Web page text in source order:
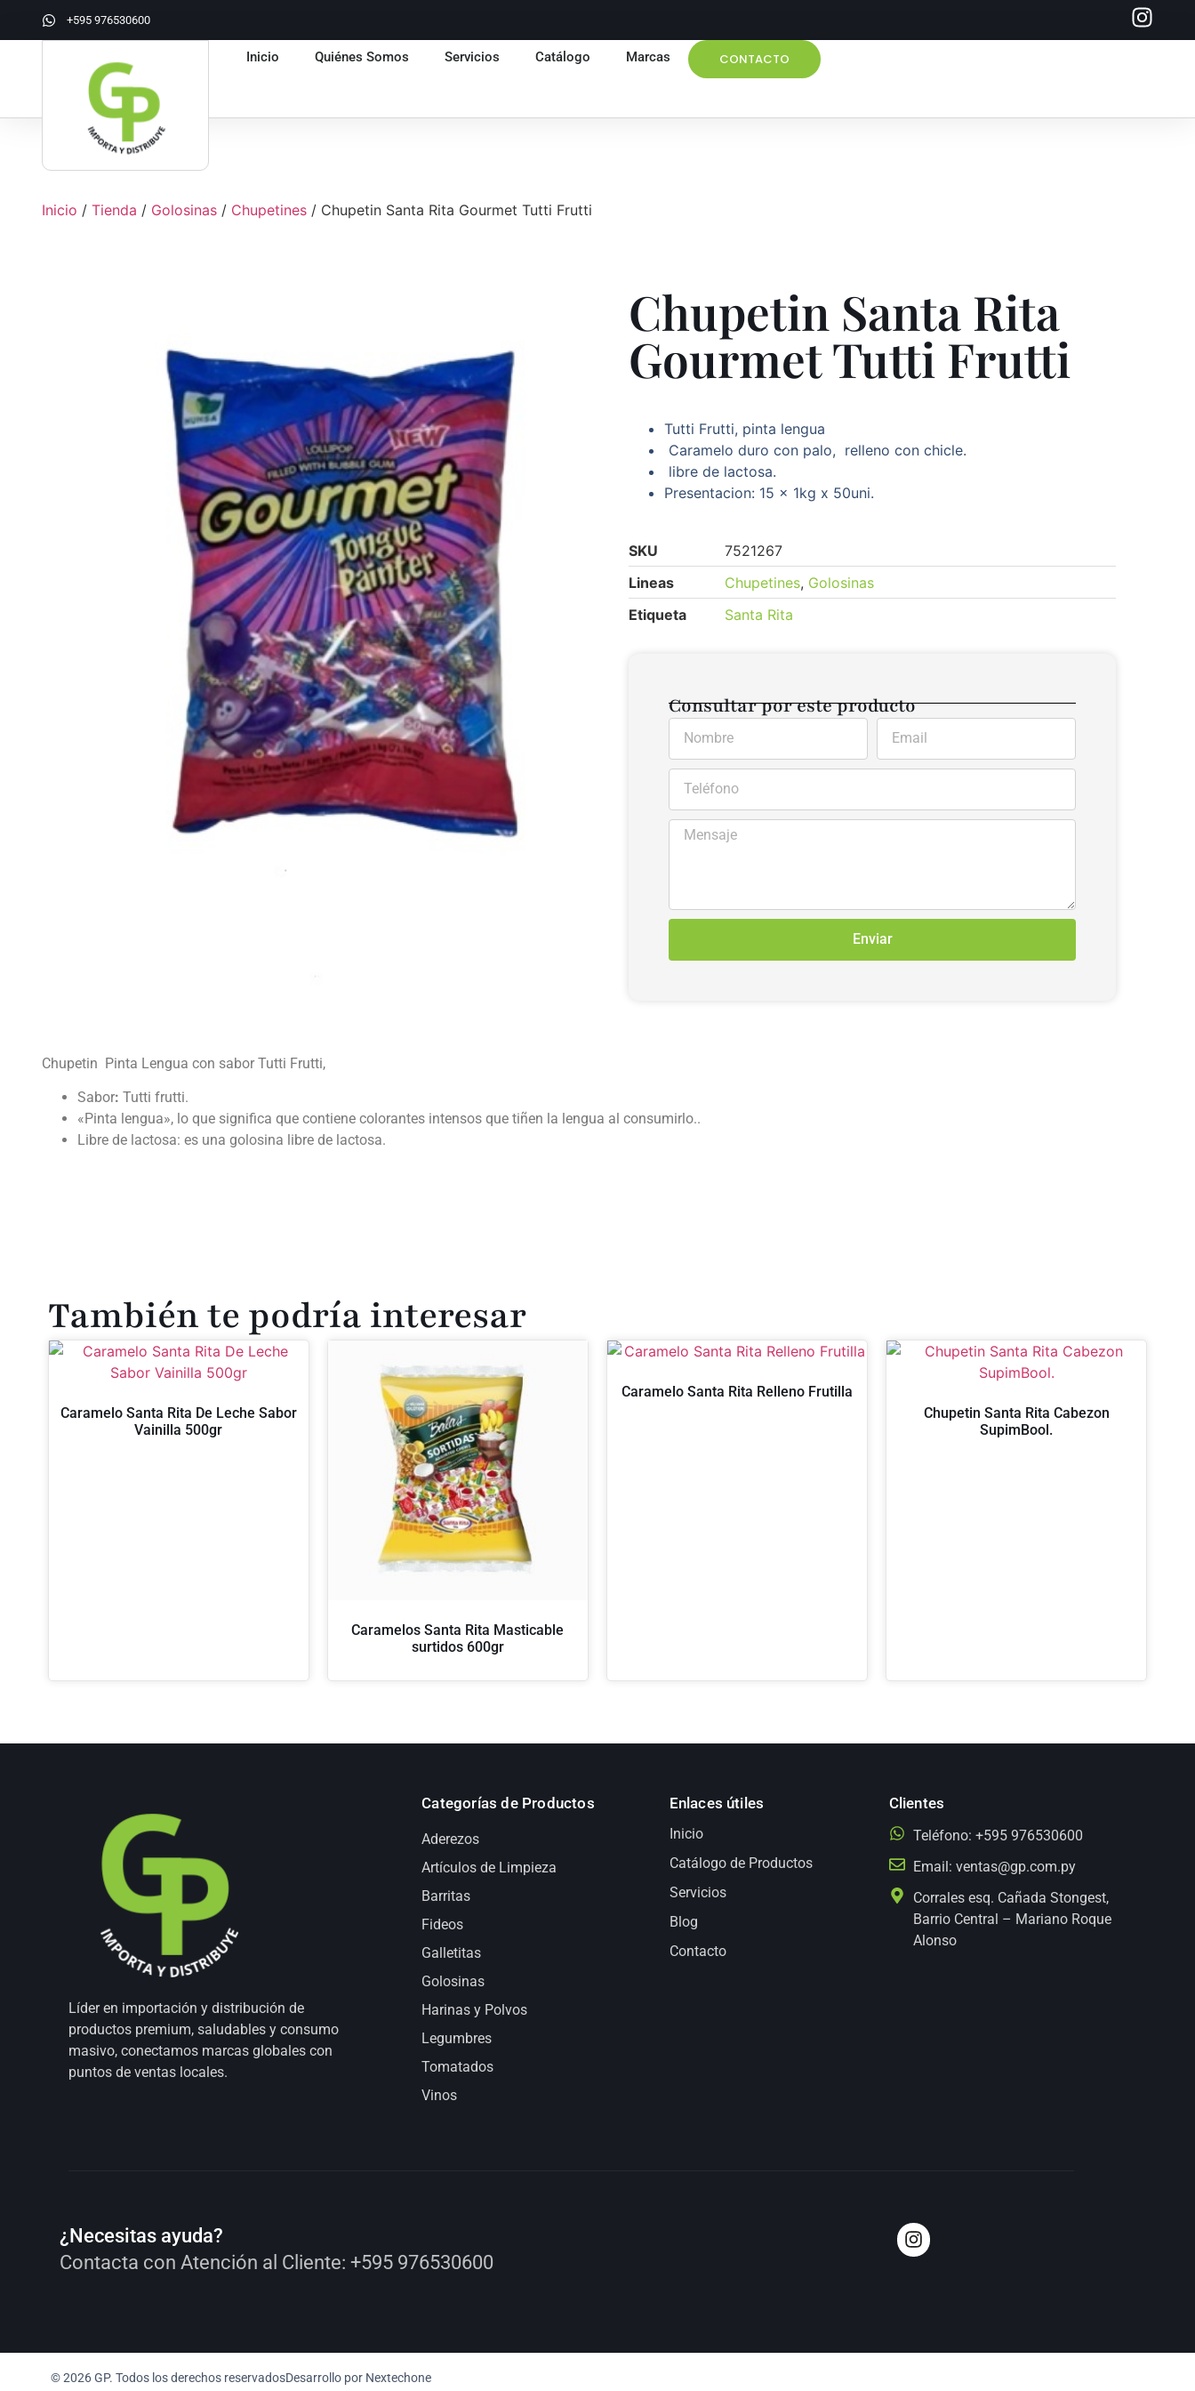
+595 976530600
Inicio Quiénes Somos Servicios Catálogo Marcas CONTACTO
Inicio / Tienda / Golosinas / Chupetines / Chupetin Santa Rita Gourmet Tutti Frutti
Chupetin Santa Rita
Gourmet Tutti Frutti
Tutti Frutti, pinta lengua
Caramelo duro con palo, relleno con chicle.
libre de lactosa.
Presentacion: 15 x 1kg x 50uni.
SKU
7521267
Lineas
Chupetines, Golosinas
Etiqueta
Santa Rita
Consultar por este producto
Enviar
Chupetin Pinta Lengua con sabor Tutti Frutti,
Sabor: Tutti frutti.
«Pinta lengua», lo que significa que contiene colorantes intensos que tiñen la lengua al consumirlo..
Libre de lactosa: es una golosina libre de lactosa.
También te podría interesar
Caramelo Santa Rita De Leche Sabor
Vainilla 500gr
Caramelos Santa Rita Masticable
surtidos 600gr
Caramelo Santa Rita Relleno Frutilla
Chupetin Santa Rita Cabezon
SupimBool.
Líder en importación y distribución de
productos premium, saludables y consumo
masivo, conectamos marcas globales con
puntos de ventas locales.
Categorías de Productos
Aderezos
Artículos de Limpieza
Barritas
Fideos
Galletitas
Golosinas
Harinas y Polvos
Legumbres
Tomatados
Vinos
Enlaces útiles
Inicio
Catálogo de Productos
Servicios
Blog
Contacto
Clientes
Teléfono: +595 976530600
Email:ventas@gp.com.py
Corrales esq. Cañada Stongest,
Barrio Central – Mariano Roque
Alonso
¿Necesitas ayuda?
Contacta con Atención al Cliente: +595 976530600
© 2026 GP. Todos los derechos reservadosDesarrollo por Nextechone